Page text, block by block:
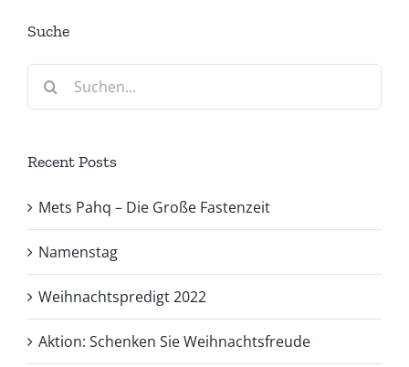
Suche
Suche
Recent Posts
Mets Pahq – Die Große Fastenzeit
Namenstag
Weihnachtspredigt 2022
Aktion: Schenken Sie Weihnachtsfreude